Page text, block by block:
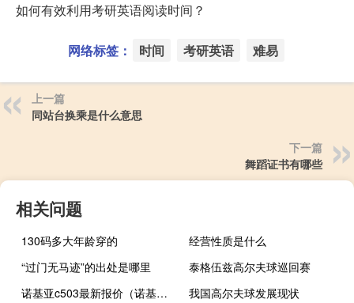
如何有效利用考研英语阅读时间？
网络标签： 时间 考研英语 难易
上一篇
同站台换乘是什么意思
下一篇
舞蹈证书有哪些
相关问题
130码多大年龄穿的
经营性质是什么
“过门无马迹”的出处是哪里
泰格伍兹高尔夫球巡回赛
诺基亚c503最新报价（诺基亚5230最新报价）
我国高尔夫球发展现状